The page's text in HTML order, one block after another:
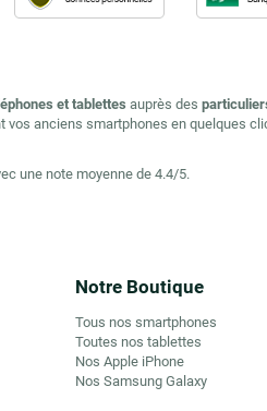
et tablettes auprès des
vos anciens smartphones en quelques
une note moyenne de 4.4/5.
Notre Boutique
Tous nos smartphones
Toutes nos tablettes
Nos Apple iPhone
Nos Samsung Galaxy